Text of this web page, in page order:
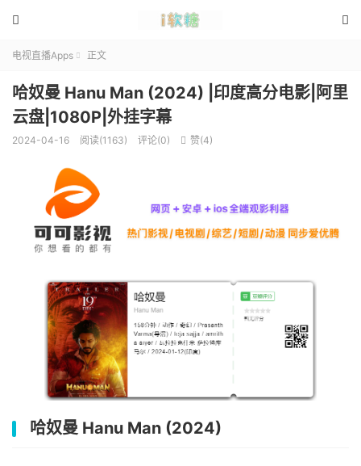


电视直播Apps  正文
哈奴曼 Hanu Man (2024) |印度高分电影|阿里
云盘|1080P|外挂字幕
2024-04-16 阅读(1163) 评论(0)  赞(4)
哈奴曼 Hanu Man (2024)